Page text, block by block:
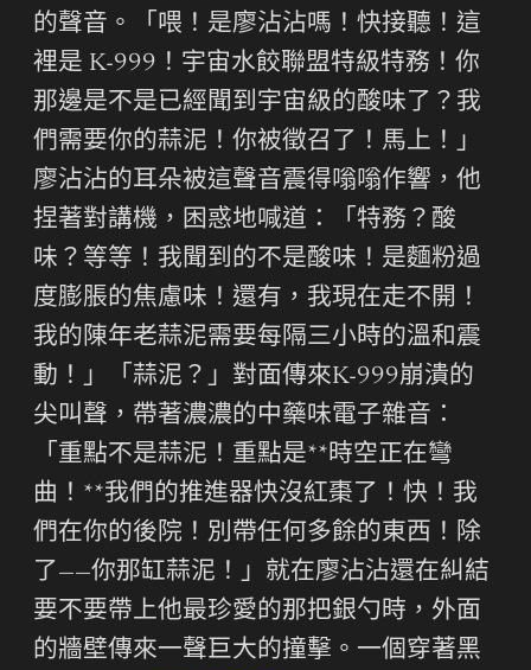
的聲音。「喂！是廖沾沾嗎！快接聽！這
裡是 K-999！宇宙水餃聯盟特級特務！你
那邊是不是已經聞到宇宙級的酸味了？我
們需要你的蒜泥！你被徵召了！馬上！」
廖沾沾的耳朵被這聲音震得嗡嗡作響，他
捏著對講機，困惑地喊道：「特務？酸
味？等等！我聞到的不是酸味！是麵粉過
度膨脹的焦慮味！還有，我現在走不開！
我的陳年老蒜泥需要每隔三小時的溫和震
動！」「蒜泥？」對面傳來K-999崩潰的
尖叫聲，帶著濃濃的中藥味電子雜音：
「重點不是蒜泥！重點是**時空正在彎
曲！**我們的推進器快沒紅棗了！快！我
們在你的後院！別帶任何多餘的東西！除
了——你那缸蒜泥！」就在廖沾沾還在糾結
要不要帶上他最珍愛的那把銀勺時，外面
的牆壁傳來一聲巨大的撞擊。一個穿著黑